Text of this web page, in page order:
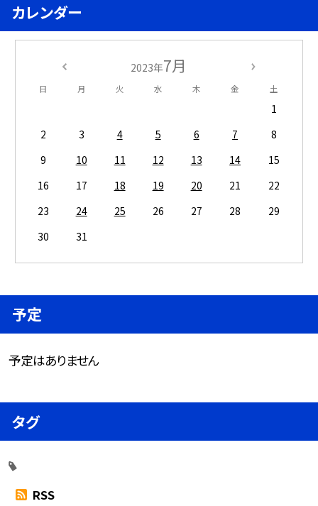
カレンダー
2023年7月
日 月 火 水 木 金 土
1
2
3 4 5 6 7
8
9
10 11 12 13 14
15
16
17 18 19 20 21
22
23
24 25 26 27 28
29
30
31
予定
予定はありません
タグ
RSS